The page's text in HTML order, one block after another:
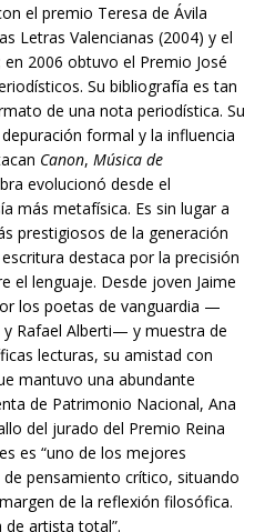
el premio Teresa de Ávila
Letras Valencianas (2004) y el
2006 obtuvo el Premio José
Su bibliografía es tan
de una nota periodística. Su
formal y la influencia
Canon, Música de
evolucionó desde el
más metafísica. Es sin lugar a
prestigiosos de la generación
destaca por la precisión
el lenguaje. Desde joven Jaime
los poetas de vanguardia —
Rafael Alberti— y muestra de
lecturas, su amistad con
mantuvo una abundante
de Patrimonio Nacional, Ana
del jurado del Premio Reina
es “uno de los mejores
pensamiento crítico, situando
de la reflexión filosófica.
de artista total”.